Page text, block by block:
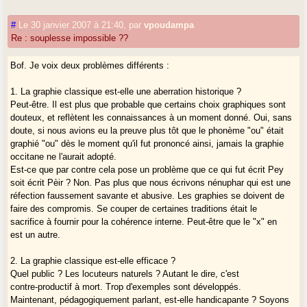
de pouvoir !
J'assume : je souhaite que les gascons reprennent le pouvoir sur leur
territoire.
Sur le reste,
> Sans l'assentiment de la majorité de la
> population, c'est un déni de démocratie,
relevant d'une mentalité
> colonialiste et oligarchique, voire
dictatoriale."
je crois que j'ai répondu pour exonérer Gasconha.com de ces
accusations.
Je les renverrais plutôt à l'Etat français.
Enfin, pour revenir au "corps du délit", l'usage dans la base de données
des
noms gascons de Gasconha.com d'une forme graphique normalisée
pour regrouper
# Le 30 janvier 2007 à 21:40 parvpoudampa
Re : souplesse impossible ??
Bof. Je voix deux problèmes différents :
1. La graphie classique est-elle une aberration historique ?
Peut-être. Il est plus que probable que certains choix graphiques sont
douteux, et reflètent les connaissances à un moment donné. Oui, sans
doute, si nous avions eu la preuve plus tôt que le phonème "ou" était
graphié "ou" dès le moment qu'il fut prononcé ainsi, jamais la graphie
occitane ne l'aurait adopté.
Est-ce que par contre cela pose un problème que ce qui fut écrit Pey
soit écrit Pèir ? Non. Pas plus que nous écrivons nénuphar qui est une
réfection faussement savante et abusive. Les graphies se doivent de
faire des compromis. Se couper de certaines traditions était le
sacrifice à fournir pour la cohérence interne. Peut-être que le "x" en
est un autre.
2. La graphie classique est-elle efficace ?
Quel public ? Les locuteurs naturels ? Autant le dire, c'est
contre-productif à mort. Trop d'exemples sont développés.
Maintenant, pédagogiquement parlant, est-elle handicapante ? Soyons